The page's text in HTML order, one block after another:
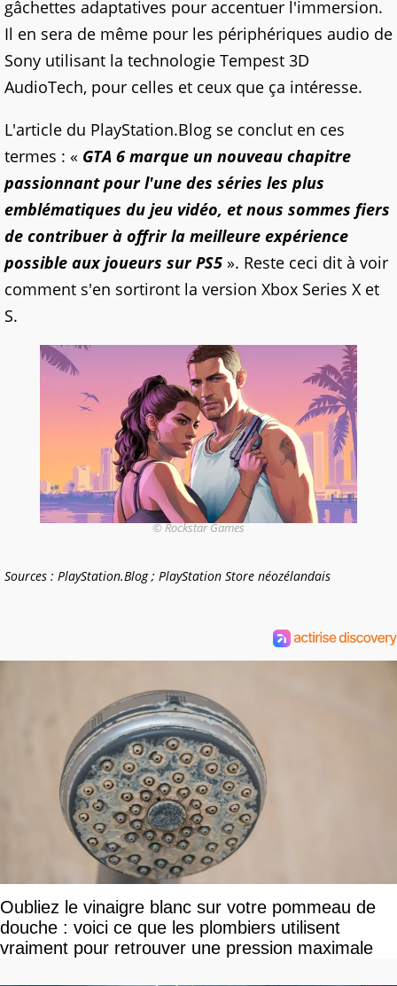
gâchettes adaptatives pour accentuer l'immersion.
Il en sera de même pour les périphériques audio de
Sony utilisant la technologie Tempest 3D
AudioTech, pour celles et ceux que ça intéresse.
L'article du PlayStation.Blog se conclut en ces
termes : « GTA 6 marque un nouveau chapitre
passionnant pour l'une des séries les plus
emblématiques du jeu vidéo, et nous sommes fiers
de contribuer à offrir la meilleure expérience
possible aux joueurs sur PS5 ». Reste ceci dit à voir
comment s'en sortiront la version Xbox Series X et
S.
© Rockstar Games
Sources : PlayStation.Blog ; PlayStation Store néozélandais
Oubliez le vinaigre blanc sur votre pommeau de
douche : voici ce que les plombiers utilisent
vraiment pour retrouver une pression maximale